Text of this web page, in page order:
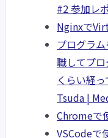
#2 参加レ
Nginxで
プログラ
職してプ
くらい経
Tsuda |
Chromeで
VSCodeで